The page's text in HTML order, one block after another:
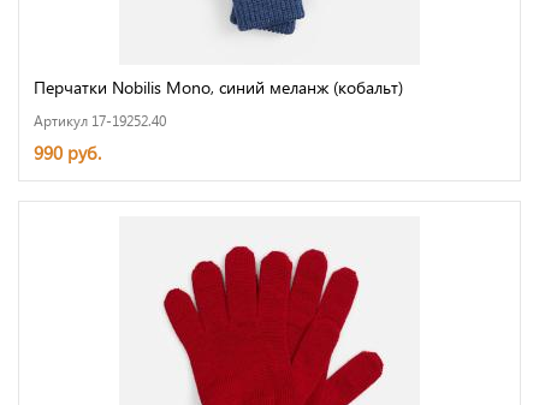
Перчатки Nobilis Mono, синий меланж (кобальт)
Артикул 17-19252.40
990 руб.